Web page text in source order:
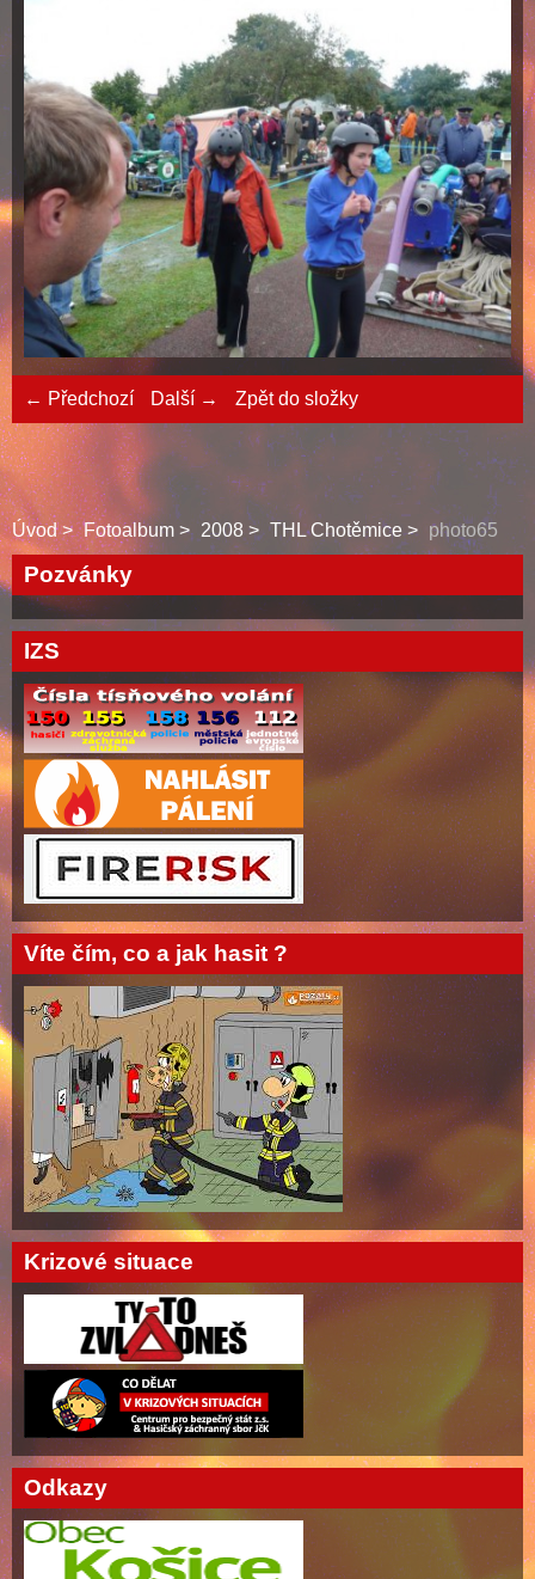
← Předchozí Další → Zpět do složky
Úvod Fotoalbum 2008 THL Chotěmice photo65
Pozvánky
IZS
Víte čím, co a jak hasit ?
Krizové situace
Odkazy